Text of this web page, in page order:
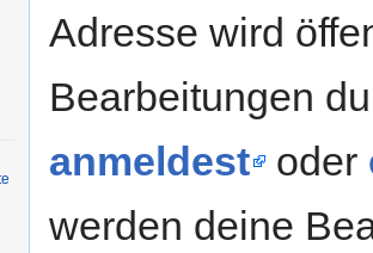
Adresse wird
Bearbeitungen
anmeldest
oder
werden deine